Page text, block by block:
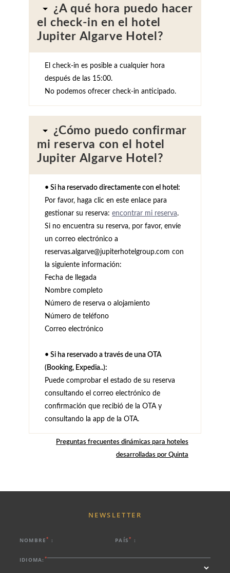
¿A qué hora puedo hacer
el check-in en el hotel
Jupiter Algarve Hotel?
El check-in es posible a cualquier hora
después de las 15:00.
No podemos ofrecer check-in anticipado.
¿Cómo puedo confirmar
mi reserva con el hotel
Jupiter Algarve Hotel?
• Si ha reservado directamente con el hotel:
Por favor, haga clic en este enlace para
gestionar su reserva: encontrar mi reserva.
Si no encuentra su reserva, por favor, envíe
un correo electrónico a
reservas.algarve@jupiterhotelgroup.com con
la siguiente información:
Fecha de llegada
Nombre completo
Número de reserva o alojamiento
Número de teléfono
Correo electrónico
• Si ha reservado a través de una OTA
(Booking, Expedia..):
Puede comprobar el estado de su reserva
consultando el correo electrónico de
confirmación que recibió de la OTA y
consultando la app de la OTA.
Preguntas frecuentes dinámicas para hoteles
desarrolladas por Quinta
NOMBRE* : PAÍS* :
IDIOMA: *
NEWSLETTER